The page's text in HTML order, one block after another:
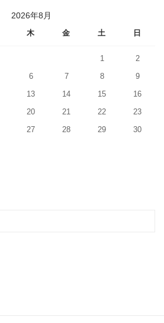
2026年8月
木 金 土 日
1
2
6 7 8
9
13 14 15
16
20 21 22
23
27 28 29
30